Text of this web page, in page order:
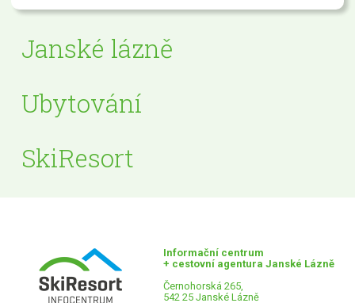
Janské lázně
Ubytování
SkiResort
Informační centrum
+ cestovní agentura Janské Lázně
Černohorská 265,
542 25 Janské Lázně